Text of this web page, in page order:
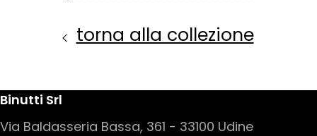
torna alla collezione
Binutti Srl
Via Baldasseria Bassa, 361 - 33100 Udine